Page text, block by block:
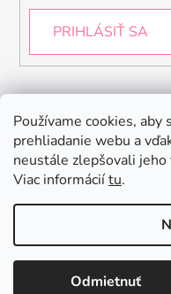
Používame cookies,
prehliadanie webu a
neustále zlepšovali
Viac informáciítu.
Odmietnuť
PRIHLÁSIŤ SA
Instagram